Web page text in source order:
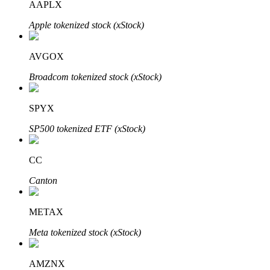
BTR-låsningar
Exklusiva investeringar för BTR-innehavare
Lån
AAPLX
Apple tokenized stock (xStock)
AVGOX
Broadcom tokenized stock (xStock)
SPYX
SP500 tokenized ETF (xStock)
CC
Canton
METAX
Meta tokenized stock (xStock)
AMZNX